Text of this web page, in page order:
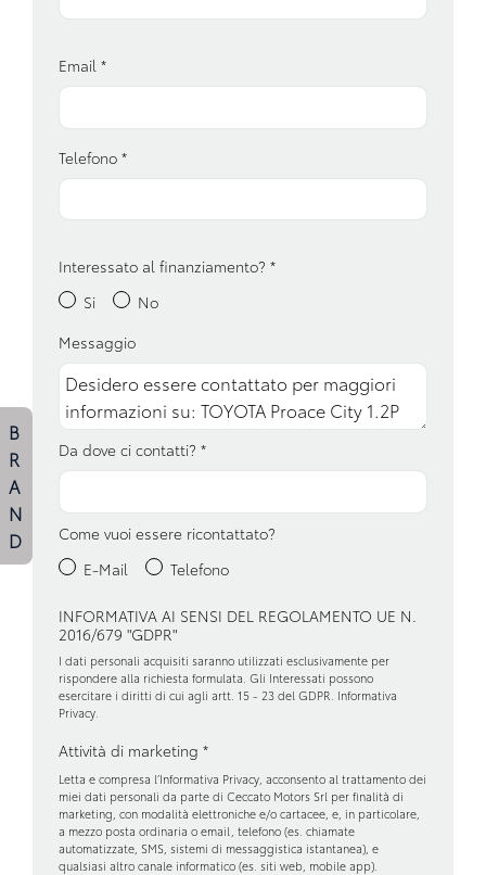
Esc / electronic stability control
Fari a led
Fari con accensione automatica
Interni in tessuto
Luci di emergenza
Pacchetto sicurezza
Partenza in salita assistita
Personalizzazione colori esterni
Portaoggetti aggiuntivi
Ruota di scorta
Sedili abbattibili
Sedili anteriori regolabili
Sensori di pioggia
Sistema di chiamata d'emergenza
Specchietti retrovisori elettrici e riscaldabili
Volante multifunzionale
Volante regolabile
Email *
Telefono *
Interessato al finanziamento? *
Si
No
Messaggio
Da dove ci contatti? *
Come vuoi essere ricontattato?
E-Mail
Telefono
INFORMATIVA AI SENSI DEL REGOLAMENTO UE N.
2016/679 "GDPR"
I dati personali acquisiti saranno utilizzati esclusivamente per
rispondere alla richiesta formulata. Gli Interessati possono
esercitare i diritti di cui agli artt. 15 - 23 del GDPR. Informativa
Privacy
Attività di marketing *
Letta e compresa l’Informativa Privacy , acconsento al trattamento dei
miei dati personali da parte di Ceccato Motors Srl per finalità di
marketing, con modalità elettroniche e/o cartacee, e, in particolare,
a mezzo posta ordinaria o email, telefono (es. chiamate
automatizzate, SMS, sistemi di messaggistica istantanea), e
qualsiasi altro canale informatico (es. siti web, mobile app).
B
R
A
N
D